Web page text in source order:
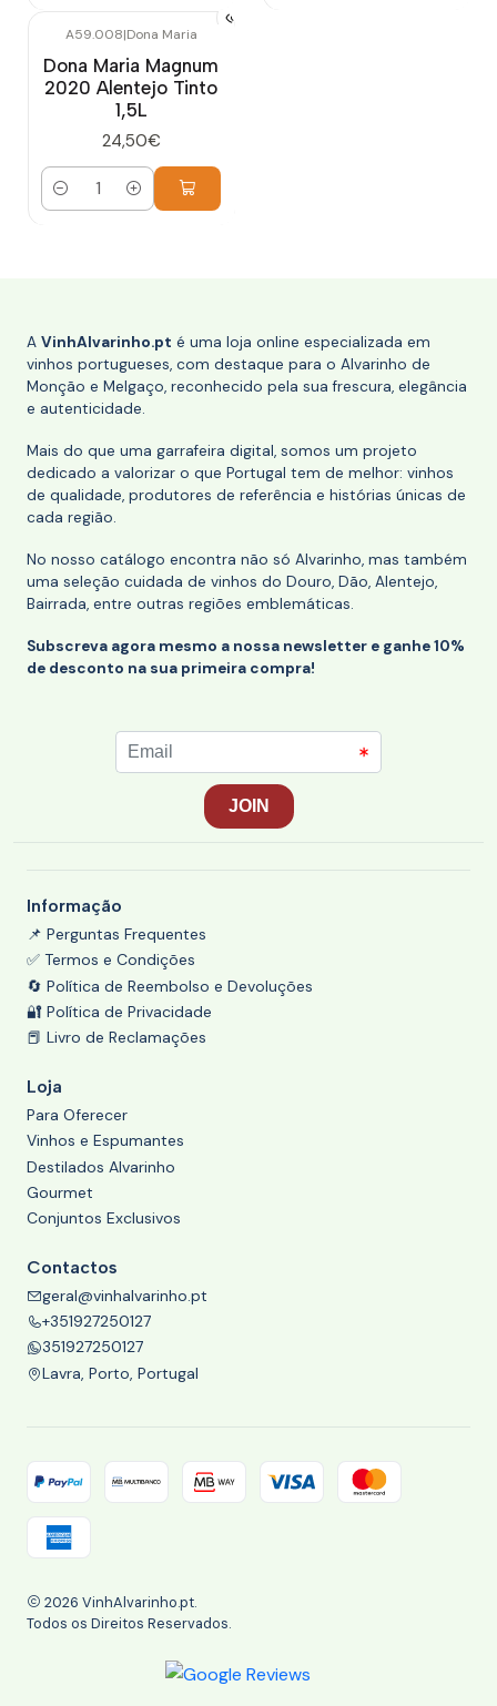
A59.008|Dona Maria
Dona Maria Magnum
2020 Alentejo Tinto
1,5L
24,50€
Quantidade
A VinhAlvarinho.pt é uma loja online especializada em
vinhos portugueses, com destaque para o Alvarinho de
Monção e Melgaço, reconhecido pela sua frescura, elegância
e autenticidade.
Mais do que uma garrafeira digital, somos um projeto
dedicado a valorizar o que Portugal tem de melhor: vinhos
de qualidade, produtores de referência e histórias únicas de
cada região.
No nosso catálogo encontra não só Alvarinho, mas também
uma seleção cuidada de vinhos do Douro, Dão, Alentejo,
Bairrada, entre outras regiões emblemáticas.
Subscreva agora mesmo a nossa newsletter e ganhe 10%
de desconto na sua primeira compra!
Informação
📌 Perguntas Frequentes
✅ Termos e Condições
🔄 Política de Reembolso e Devoluções
🔐 Política de Privacidade
📕 Livro de Reclamações
Loja
Para Oferecer
Vinhos e Espumantes
Destilados Alvarinho
Gourmet
Conjuntos Exclusivos
Contactos
geral@vinhalvarinho.pt
+351927250127
351927250127
Lavra, Porto, Portugal
2026 VinhAlvarinho.pt.
Todos os Direitos Reservados.